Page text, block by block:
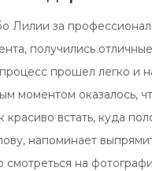
Лилии за
получились отличные
прошел легко и
моментом оказалось,
красиво встать, куда
напоминает
на